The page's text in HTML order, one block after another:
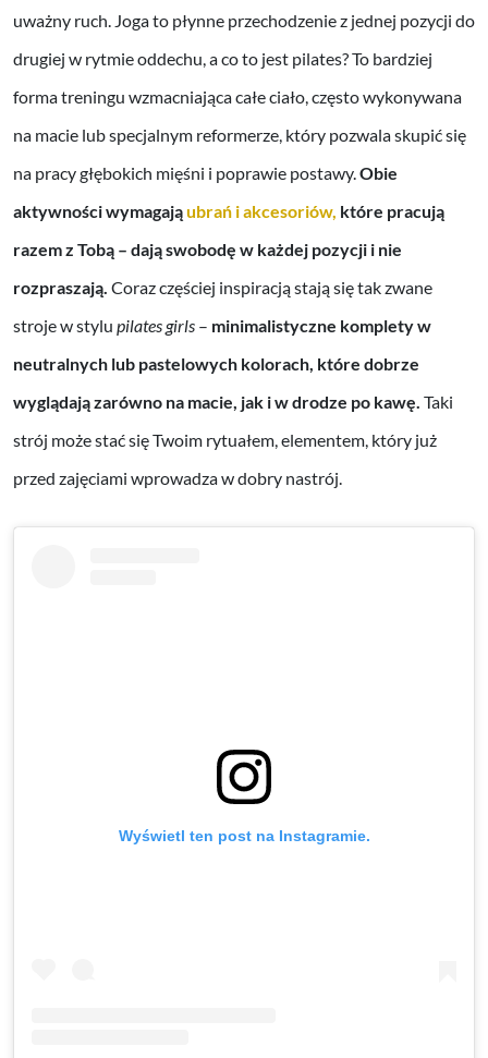
uważny ruch. Joga to płynne przechodzenie z jednej pozycji do
drugiej w rytmie oddechu, a co to jest pilates? To bardziej
forma treningu wzmacniająca całe ciało, często wykonywana
na macie lub specjalnym reformerze, który pozwala skupić się
na pracy głębokich mięśni i poprawie postawy. Obie
aktywności wymagająubrań i akcesoriów, które pracują
razem z Tobą – dają swobodę w każdej pozycji i nie
rozpraszają. Coraz częściej inspiracją stają się tak zwane
stroje w stylu pilates girls – minimalistyczne komplety w
neutralnych lub pastelowych kolorach, które dobrze
wyglądają zarówno na macie, jak i w drodze po kawę. Taki
strój może stać się Twoim rytuałem, elementem, który już
przed zajęciami wprowadza w dobry nastrój.
Wyświetl ten post na Instagramie.